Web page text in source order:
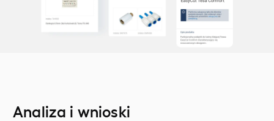
Analiza i wnioski